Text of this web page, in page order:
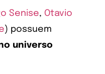
Senise, Otavio
) possuem
universo